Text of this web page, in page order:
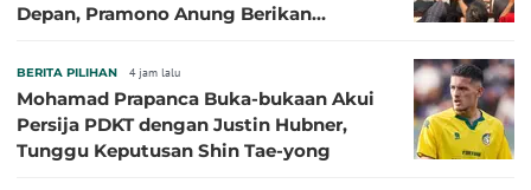
Depan, Pramono Anung Berikan
BERITA PILIHAN 4 jam lalu
Mohamad Prapanca Buka-bukaan Akui
Persija PDKT dengan Justin Hubner,
Tunggu Keputusan Shin Tae-yong